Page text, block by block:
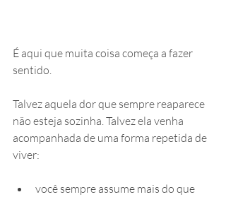
É aqui que muita coisa começa a fazer
sentido.
Talvez aquela dor que sempre reaparece
não esteja sozinha. Talvez ela venha
acompanhada de uma forma repetida de
viver:
você sempre assume mais do que